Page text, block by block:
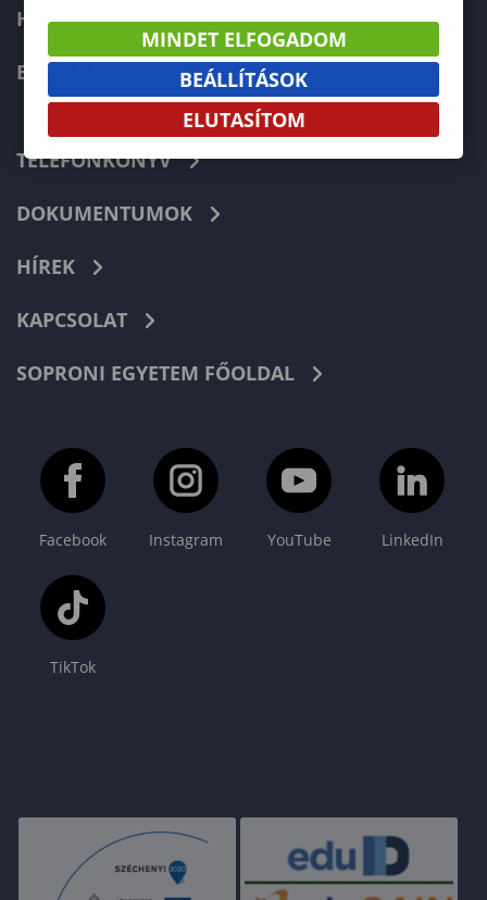
HALLGATÓKNAK
ERASMUS+
TELEFONKÖNYV
DOKUMENTUMOK
HÍREK
KAPCSOLAT
SOPRONI EGYETEM FŐOLDAL
Facebook Instagram YouTube LinkedIn
TikTok
MINDET ELFOGADOM
BEÁLLÍTÁSOK
ELUTASÍTOM